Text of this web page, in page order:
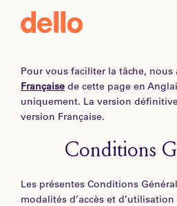
Pour vous faciliter la tâche, nous
Française de cette page en
uniquement. La version
version Française.
Conditions
Les présentes Conditions
modalités d’accès et